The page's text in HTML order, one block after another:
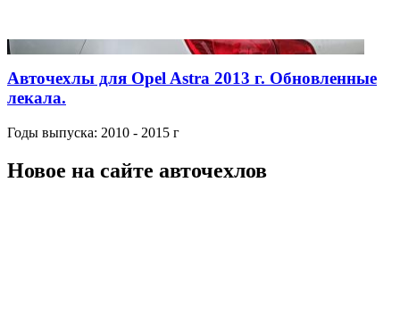
Авточехлы для Opel Astra 2013 г. Обновленные
лекала.
Годы выпуска: 2010 - 2015 г
Новое на сайте авточехлов